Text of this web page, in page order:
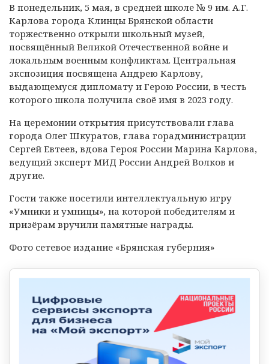
В понедельник, 5 мая, в средней школе № 9 им. А.Г.
Карлова города Клинцы Брянской области
торжественно открыли школьный музей,
посвящённый Великой Отечественной войне и
локальным военным конфликтам. Центральная
экспозиция посвящена Андрею Карлову,
выдающемуся дипломату и Герою России, в честь
которого школа получила своё имя в 2023 году.
На церемонии открытия присутствовали глава
города Олег Шкуратов, глава горадминистрации
Сергей Евтеев, вдова Героя России Марина Карлова,
ведущий эксперт МИД России Андрей Волков и
другие.
Гости также посетили интеллектуальную игру
«Умники и умницы», на которой победителям и
призёрам вручили памятные награды.
Фото сетевое издание «Брянская губерния»